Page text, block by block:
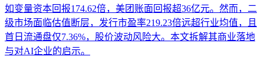
如变量资本回报174.62倍，美团账面回报超36亿元。然而，二
级市场面临估值断层，发行市盈率219.23倍远超行业均值，且
首日流通盘仅7.36%，股价波动风险大。本文拆解其商业落地
与对AI企业的启示。